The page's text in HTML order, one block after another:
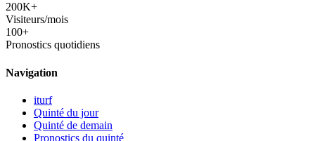
200K+
Visiteurs/mois
100+
Pronostics quotidiens
Navigation
iturf
Quinté du jour
Quinté de demain
Pronostics du quinté